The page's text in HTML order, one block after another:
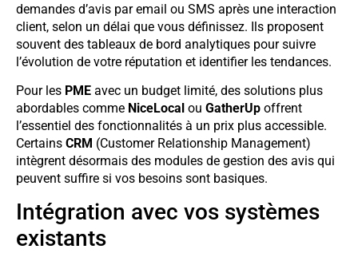
demandes d’avis par email ou SMS après une interaction
client, selon un délai que vous définissez. Ils proposent
souvent des tableaux de bord analytiques pour suivre
l’évolution de votre réputation et identifier les tendances.
Pour les PME avec un budget limité, des solutions plus
abordables comme NiceLocal ou GatherUp offrent
l’essentiel des fonctionnalités à un prix plus accessible.
Certains CRM (Customer Relationship Management)
intègrent désormais des modules de gestion des avis qui
peuvent suffire si vos besoins sont basiques.
Intégration avec vos systèmes
existants